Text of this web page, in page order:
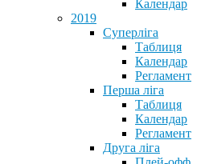
Календар
2019
Суперліга
Таблиця
Календар
Регламент
Перша ліга
Таблиця
Календар
Регламент
Друга ліга